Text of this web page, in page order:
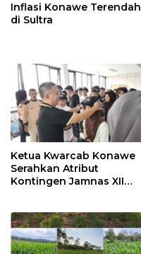
Inflasi Konawe Terendah
di Sultra
Ketua Kwarcab Konawe
Serahkan Atribut
Kontingen Jamnas XII